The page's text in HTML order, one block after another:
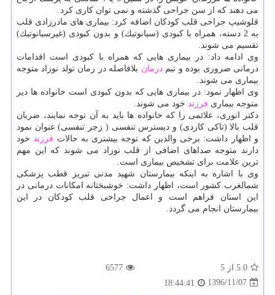
می دهند كه از سن جراحی گذشته و نمی توان كاری كرد.
فلوشیپ جراحی قلب كودكان اضافه كرد: بیماری های مادرزادی قلب
به 2 دسته، همراه با كبودی (سیانوتیك) و بدون كبودی (غیرسیانوتیك)
تقسیم می شوند.
وی ادامه داد: در بیماری هایی كه همراه با كبودی است اقدامات
درمانی ضروری بوده و تیمدرمان بلافاصله در زمان تولد نوزاد متوجه
بیماری می شوند.
وی اظهار نمود: در بیماری هایی كه بدون كبودی است خانواده ها دیر
متوجه بیماری فرزند خود می شوند.
دكتر انوری، علائمی را كه خانواده ها باید به آن توجه نمایند، ضربان
قلب بالا (تاكی كاردی) و دیسترس تنفسی ( زجر تنفسی) عنوان نمود
و اظهار داشت: برخی والدین كه توجه بیشتری به حالات فرزند خود
دارند متوجه صداهای اضافی از قلب نوزاد می شوند كه این مهم
ترین علامت برای تشخیص بیماری است.
وی با اشاره به اینكه بیمارستان شهید مدنی تبریز قطب پزشكی
شمالغرب كشور است، اظهار داشت: خوشبختانه امكانات درمانی در
این استان فراهم است و اعمال جراحی قلب كودكان در این
بیمارستان انجام می گردد.
5.0 از 5
6577
1396/11/07
18:44:41